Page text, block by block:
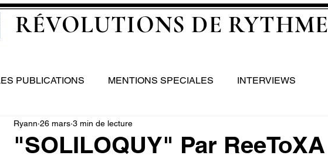
RÉVOLUTIONS DE RYTHME
PUBLICATIONS MENTIONS SPECIALES INTERVIEWS
"SOLILOQUY" Par ReeToXA
Ryann 26 mars 3 min de lecture